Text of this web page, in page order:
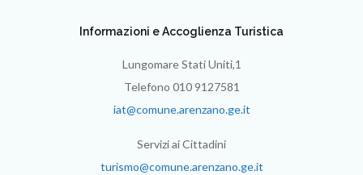
Informazioni e Accoglienza Turistica
Lungomare Stati Uniti,1
Telefono 010 9127581
iat@comune.arenzano.ge.it
Servizi ai Cittadini
turismo@comune.arenzano.ge.it